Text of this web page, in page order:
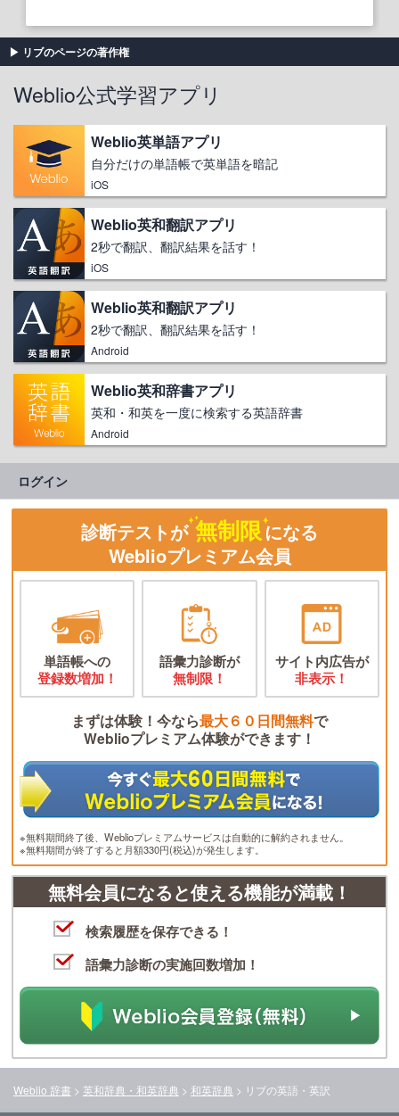
リブのページの著作権
Weblio公式学習アプリ
Weblio英単語アプリ
自分だけの単語帳で英単語を暗記
iOS
Weblio英和翻訳アプリ
2秒で翻訳、翻訳結果を話す！
iOS
Weblio英和翻訳アプリ
2秒で翻訳、翻訳結果を話す！
Android
Weblio英和辞書アプリ
英和・和英を一度に検索する英語辞書
Android
ログイン
診断テストが 無制限になる
Weblioプレミアム会員
単語帳への
登録数増加！
語彙力診断が
無制限！
サイト内広告が
非表示！
まずは体験！今なら最大６０日間無料で
Weblioプレミアム体験ができます！
※無料期間終了後、Weblioプレミアムサービスは自動的に解約されません。
※無料期間が終了すると月額330円(税込)が発生します。
無料会員になると使える機能が満載！
検索履歴を保存できる！
語彙力診断の実施回数増加！
Weblio 辞書 > 英和辞典・和英辞典 > 和英辞典 > リブの英語・英訳